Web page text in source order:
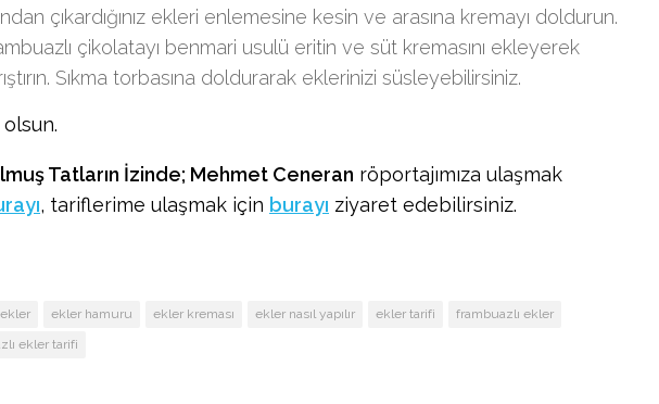
çıkardığınız ekleri enlemesine kesin ve arasına kremayı doldurun.
çikolatayı benmari usulü eritin ve süt kremasını ekleyerek
Sıkma torbasına doldurarak eklerinizi süsleyebilirsiniz.
Tatların İzinde; Mehmet Ceneran röportajımıza ulaşmak
, tariflerime ulaşmak için burayı ziyaret edebilirsiniz.
ekler ekler hamuru ekler kreması ekler nasıl yapılır ekler tarifi
frambuazlı ekler
ekler tarifi